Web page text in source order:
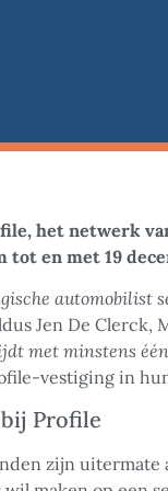
het netwerk
tot en met 19
automobilist
Jen De Clerck,
met minstens
vestiging in
Profile
zijn